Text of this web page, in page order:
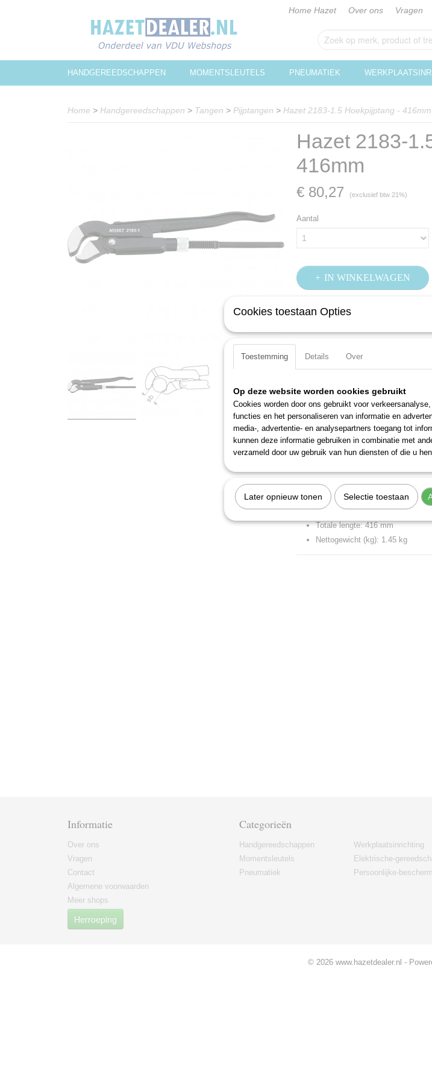
Home Hazet Over ons Vragen
HANDGEREEDSCHAPPEN MOMENTSLEUTELS PNEUMATIEK
Home > Handgereedschappen > Tangen > Pijptangen > Hazet 2183-1.5 Hoekpijptang - 416mm
Hazet 2183-
416mm
€ 80,27 (exclusief btw 21%)
Aantal
IN WINKELWAGEN
Specificaties
Productcode
Zelfklemmend, veilige en vaste
Toepassingsbereik moeren en
25 mm = 1? - 37 mm = 1.1/2? -
Dubbele T-profielgreep
Slanke S-vormige bek, 45
Vertanding inductief gehard
Gesmede uitvoering
Oppervlak: poedergecoat, bek
DIN 5234
Totale lengte: 416 mm
Nettogewicht (kg): 1.45 kg
Informatie
Over ons
Vragen
Contact
Algemene voorwaarden
Meer shops
Herroeping
Categorieën
Handgereedschappen
Momentsleutels
Pneumatiek
Werkplaatsinrichting
Elektrische-
Persoonlijke-
© 2026 www.hazetdealer.nl -
Cookies toestaan Opties
Toestemming Details Over
Op deze website worden cookies gebruikt
Cookies worden door ons gebruikt voor
functies en het personaliseren van informatie en
media-, advertentie- en analysepartners toegang tot
kunnen deze informatie gebruiken in combinatie met
verzameld door uw gebruik van hun diensten of die u
Later opnieuw tonen Selectie toestaan